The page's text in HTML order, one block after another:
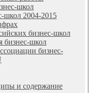
школ
школ 2004-2015
бизнес-школ
бизнес-школ
бизнес-
и содержание